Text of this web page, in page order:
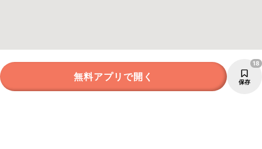
無料アプリで開く 保存
18